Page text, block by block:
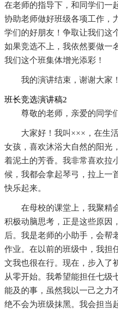
在老师的指导下，和同学们一
协助老师做好班级各项工作，
学们的好朋友！争取让我们这
如果竞选不上，我依然要做一
我们这个班集体增光添彩！
我的演讲结束，谢谢大家！
班长竞选演讲稿2
尊敬的老师，亲爱的同学
大家好！我叫×××，在生
女孩，喜欢沐浴大自然的阳光
着泥土的芳香。我非常喜欢拉
候，我都会拿起琴弓，拉上一
快乐起来。
在母校的课堂上，我聚精
积极动脑思考，正是这些原因
后。我是老师的小助手，会帮
作业。在以前的班级中，我担
文我也很在行。现在，步入了
从零开始。我希望能担任七级
能及的事，虽然我以一己之力
绝不会为班级抹黑。我会担当